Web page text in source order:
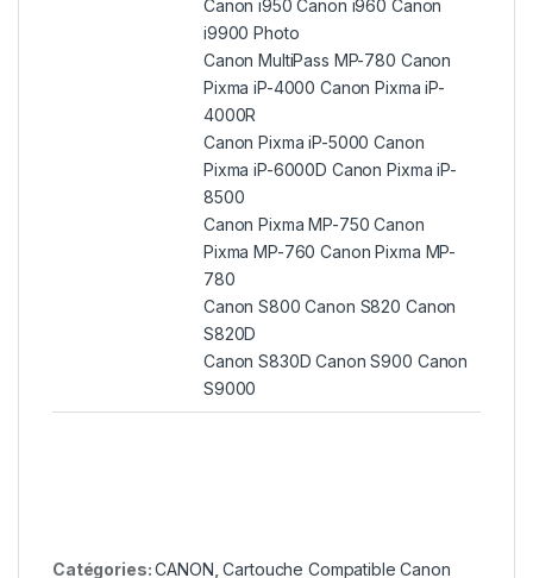
Canon i950 Canon i960 Canon
i9900 Photo
Canon MultiPass MP-780 Canon
Pixma iP-4000 Canon Pixma iP-
4000R
Canon Pixma iP-5000 Canon
Pixma iP-6000D Canon Pixma iP-
8500
Canon Pixma MP-750 Canon
Pixma MP-760 Canon Pixma MP-
780
Canon S800 Canon S820 Canon
S820D
Canon S830D Canon S900 Canon
S9000
Catégories:CANON,Cartouche Compatible Canon